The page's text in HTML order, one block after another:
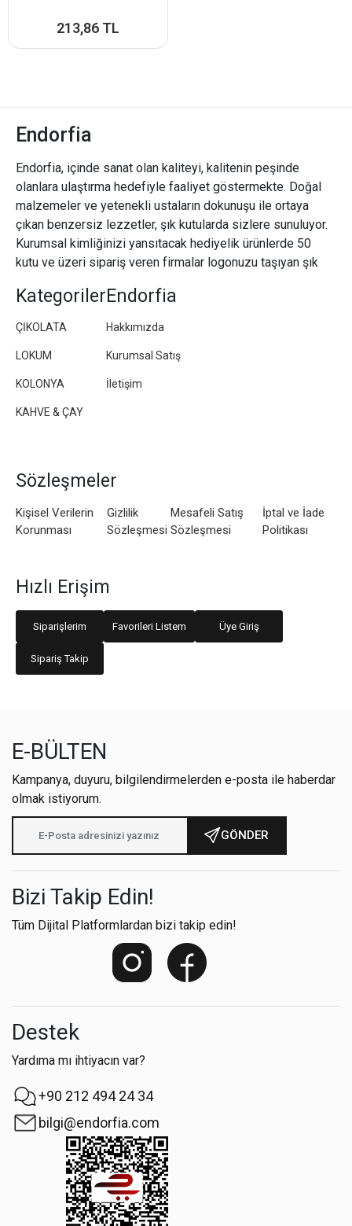
213,86 TL
Endorfia
Endorfia, içinde sanat olan kaliteyi, kalitenin peşinde
olanlara ulaştırma hedefiyle faaliyet göstermekte. Doğal
malzemeler ve yetenekli ustaların dokunuşu ile ortaya
çıkan benzersiz lezzetler, şık kutularda sizlere sunuluyor.
Kurumsal kimliğinizi yansıtacak hediyelik ürünlerde 50
kutu ve üzeri sipariş veren firmalar logonuzu taşıyan şık
Kategoriler
ÇİKOLATA
LOKUM
KOLONYA
KAHVE & ÇAY
Endorfia
Hakkımızda
Kurumsal Satış
İletişim
Sözleşmeler
Kişisel Verilerin
Korunması
Gizlilik
Sözleşmesi
Mesafeli Satış
Sözleşmesi
İptal ve İade
Politikası
Hızlı Erişim
Siparişlerim Favorileri Listem Üye Giriş
Sipariş Takip
E-BÜLTEN
Kampanya, duyuru, bilgilendirmelerden e-posta ile haberdar
olmak istiyorum.
GÖNDER
Bizi Takip Edin!
Tüm Dijital Platformlardan bizi takip edin!
Destek
Yardıma mı ihtiyacın var?
+90 212 494 24 34
bilgi@endorfia.com